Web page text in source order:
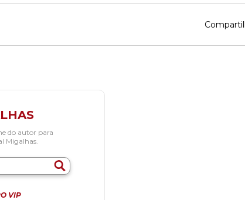
do autor para
Migalhas.
VIP